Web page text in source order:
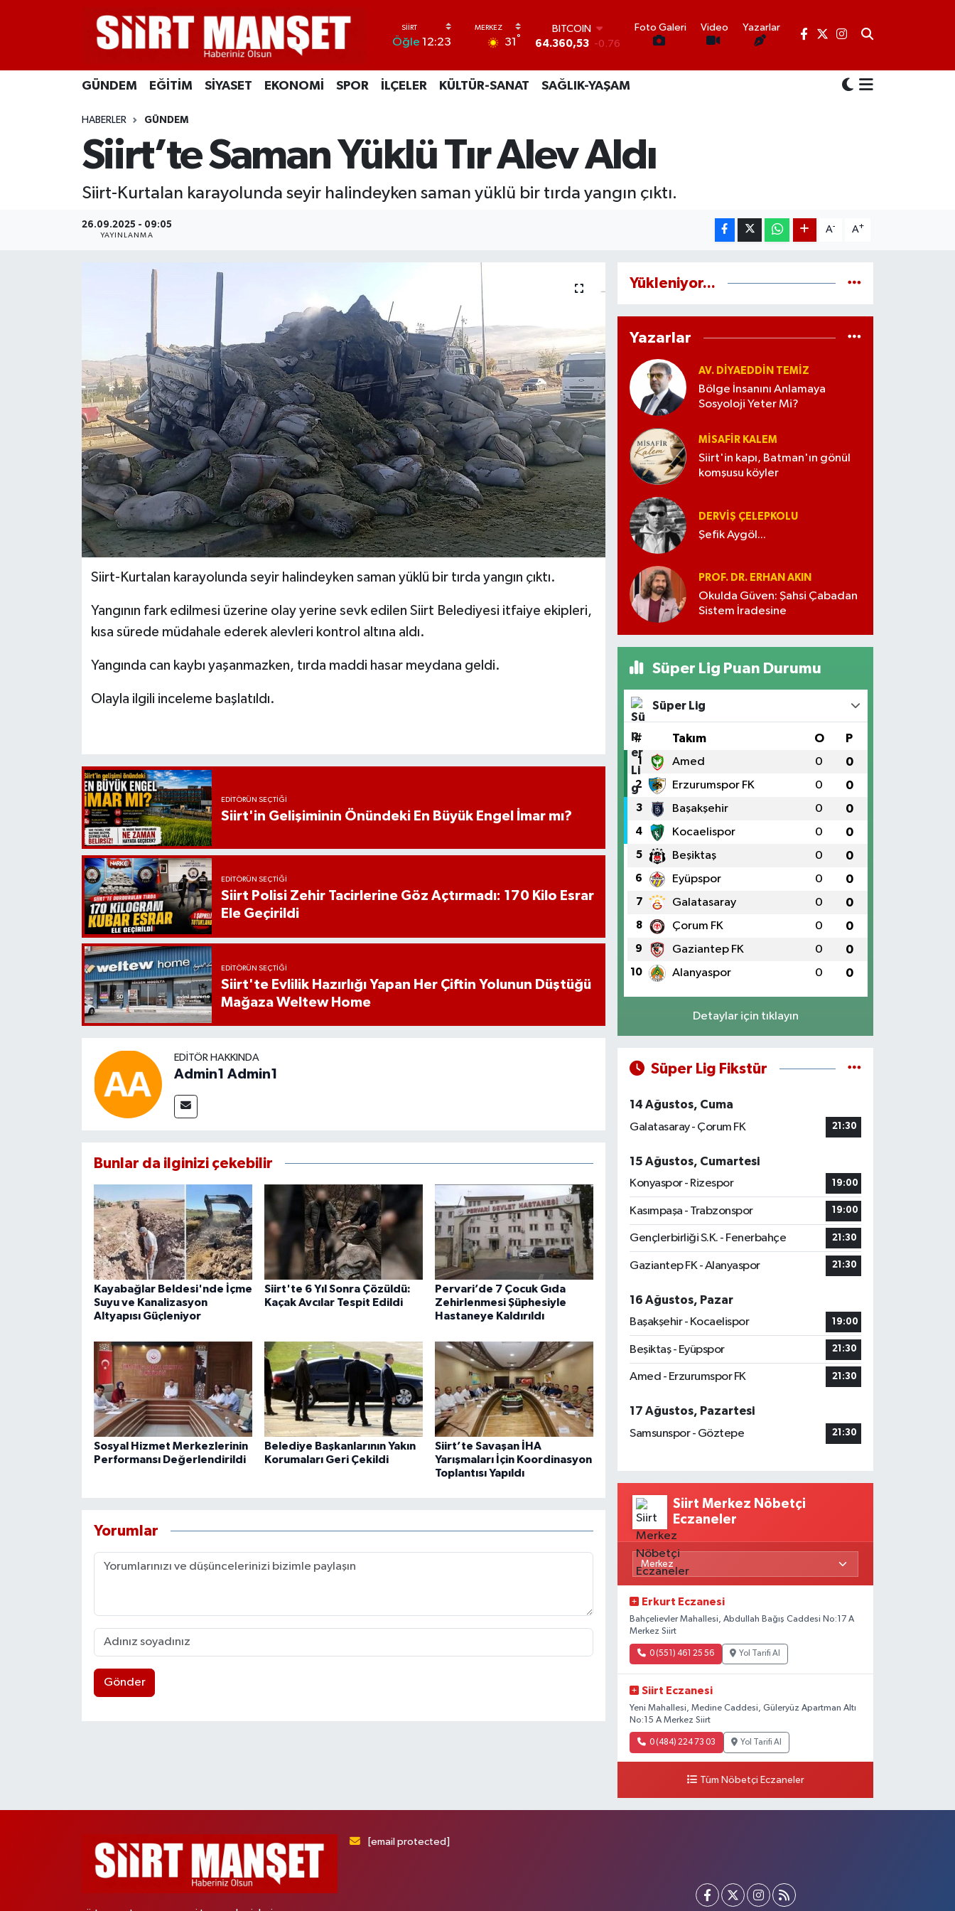
Öğle 12:23 31 °
BITCOIN
64.360,53 -0.76
47,7143 0.16
EURO
GRAM ALTIN
6574.81
1.44
13.799 70
Foto Galeri Video Yazarlar
GÜNDEM EĞİTİM SİYASET EKONOMİ SPOR İLÇELER KÜLTÜR-SANAT SAĞLIK-YAŞAM
HABERLER GÜNDEM
Siirt’te Saman Yüklü Tır Alev Aldı
Siirt-Kurtalan karayolunda seyir halindeyken saman yüklü bir tırda yangın çıktı.
26.09.2025 - 09:05
YAYINLANMA
A- A+
Siirt-Kurtalan karayolunda seyir halindeyken saman yüklü bir tırda yangın çıktı.
Yangının fark edilmesi üzerine olay yerine sevk edilen Siirt Belediyesi itfaiye ekipleri,
kısa sürede müdahale ederek alevleri kontrol altına aldı.
Yangında can kaybı yaşanmazken, tırda maddi hasar meydana geldi.
Olayla ilgili inceleme başlatıldı.
EDITÖRÜN SEÇTIĞI
Siirt'in Gelişiminin Önündeki En Büyük Engel İmar mı?
EDITÖRÜN SEÇTIĞI
Siirt Polisi Zehir Tacirlerine Göz Açtırmadı: 170 Kilo Esrar
Ele Geçirildi
EDITÖRÜN SEÇTIĞI
Siirt'te Evlilik Hazırlığı Yapan Her Çiftin Yolunun Düştüğü
Mağaza Weltew Home
EDITÖR HAKKINDA
Admin1 Admin1
Bunlar da ilginizi çekebilir
Kayabağlar Beldesi'nde İçme
Suyu ve Kanalizasyon
Altyapısı Güçleniyor
Siirt'te 6 Yıl Sonra Çözüldü:
Kaçak Avcılar Tespit Edildi
Pervari’de 7 Çocuk Gıda
Zehirlenmesi Şüphesiyle
Hastaneye Kaldırıldı
Sosyal Hizmet Merkezlerinin
Performansı Değerlendirildi
Belediye Başkanlarının Yakın
Korumaları Geri Çekildi
Siirt’te Savaşan İHA
Yarışmaları İçin Koordinasyon
Toplantısı Yapıldı
Yorumlar
Gönder
Yükleniyor...
Yazarlar
AV. DIYAEDDIN TEMIZ
Bölge İnsanını Anlamaya
Sosyoloji Yeter Mi?
MISAFIR KALEM
Siirt'in kapı, Batman'ın gönül
komşusu köyler
DERVIŞ ÇELEPKOLU
Şefik Aygöl...
PROF. DR. ERHAN AKIN
Okulda Güven: Şahsi Çabadan
Sistem İradesine
Süper Lig Puan Durumu
Süper Lig
# Takım O P
1 Amed 0 0
2 Erzurumspor FK 0 0
3 Başakşehir 0 0
4 Kocaelispor 0 0
5 Beşiktaş 0 0
6 Eyüpspor 0 0
7 Galatasaray 0 0
8 Çorum FK 0 0
9 Gaziantep FK 0 0
10 Alanyaspor 0 0
Detaylar için tıklayın
Süper Lig Fikstür
14 Ağustos, Cuma
Galatasaray - Çorum FK
21:30
15 Ağustos, Cumartesi
Konyaspor - Rizespor
19:00
Kasımpaşa - Trabzonspor 19:00
Gençlerbirliği S.K. - Fenerbahçe 21:30
Gaziantep FK - Alanyaspor 21:30
16 Ağustos, Pazar
Başakşehir - Kocaelispor
19:00
Beşiktaş - Eyüpspor 21:30
Amed - Erzurumspor FK 21:30
17 Ağustos, Pazartesi
Samsunspor - Göztepe
21:30
Siirt Merkez Nöbetçi
Eczaneler
Erkurt Eczanesi
Bahçelievler Mahallesi, Abdullah Bağış Caddesi No:17 A
Merkez Siirt
0 (551) 461 25 56 Yol Tarifi Al
Siirt Eczanesi
Yeni Mahallesi, Medine Caddesi, Güleryüz Apartman Altı
No:15 A Merkez Siirt
0 (484) 224 73 03 Yol Tarifi Al
Tüm Nöbetçi Eczaneler
[email protected]
SİYASET
EKONOMİ
Siirt Nöbetçi Eczaneler
Siirt Hava Durumu
Siirt Namaz Vakitleri
Siirt Trafik Yoğunluk Haritası
Süper Lig Puan Durumu ve Fikstür
Tüm Manşetler
Son Dakika Haberleri